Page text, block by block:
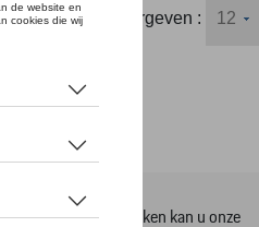
Weergeven :
gamma te ontdekken kan u onze